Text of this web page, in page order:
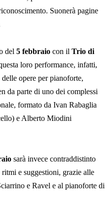
Suonerà pagine
del 5 febbraio con il Trio di
loro performance, infatti,
opere per pianoforte,
da parte di uno dei complessi
formato da Ivan Rabaglia
e Alberto Miodini
sarà invece contraddistinto
e suggestioni, grazie alle
e Ravel e al pianoforte di